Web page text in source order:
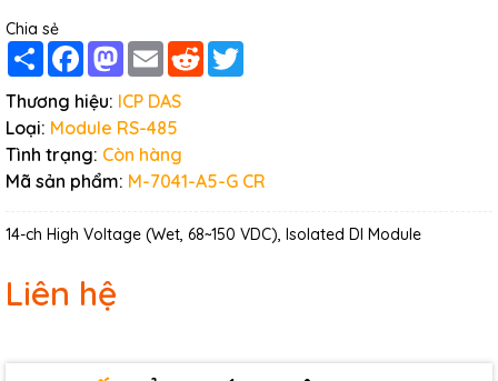
Chia sẻ
Share FacebookMastodon
Email Reddit
Thương hiệu: ICP DAS
Loại: Module RS-485
Tình trạng: Còn hàng
Mã sản phẩm: M-7041-A5-G CR
14-ch High Voltage (Wet, 68~150 VDC), Isolated DI Module
Liên hệ